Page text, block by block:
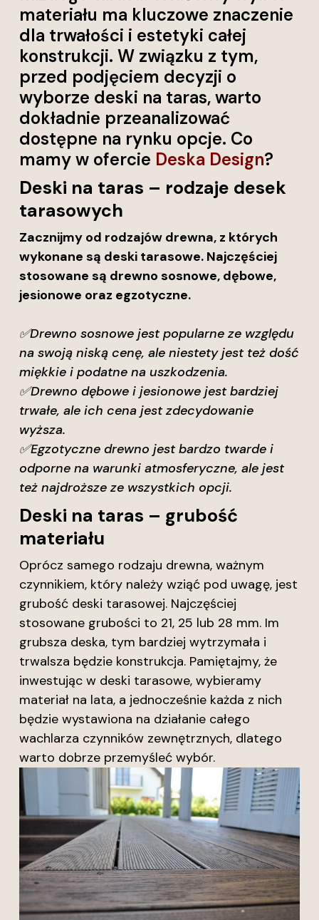
materiału ma kluczowe znaczenie
dla trwałości i estetyki całej
konstrukcji. W związku z tym,
przed podjęciem decyzji o
wyborze deski na taras, warto
dokładnie przeanalizować
dostępne na rynku opcje. Co
mamy w ofercie Deska Design?
Deski na taras – rodzaje desek
tarasowych
Zacznijmy od rodzajów drewna, z których
wykonane są deski tarasowe. Najczęściej
stosowane są drewno sosnowe, dębowe,
jesionowe oraz egzotyczne.
✅Drewno sosnowe jest popularne ze względu
na swoją niską cenę, ale niestety jest też dość
miękkie i podatne na uszkodzenia.
✅Drewno dębowe i jesionowe jest bardziej
trwałe, ale ich cena jest zdecydowanie
wyższa.
✅Egzotyczne drewno jest bardzo twarde i
odporne na warunki atmosferyczne, ale jest
też najdroższe ze wszystkich opcji.
Deski na taras – grubość
materiału
Oprócz samego rodzaju drewna, ważnym
czynnikiem, który należy wziąć pod uwagę, jest
grubość deski tarasowej. Najczęściej
stosowane grubości to 21, 25 lub 28 mm. Im
grubsza deska, tym bardziej wytrzymała i
trwalsza będzie konstrukcja. Pamiętajmy, że
inwestując w deski tarasowe, wybieramy
materiał na lata, a jednocześnie każda z nich
będzie wystawiona na działanie całego
wachlarza czynników zewnętrznych, dlatego
warto dobrze przemyśleć wybór.